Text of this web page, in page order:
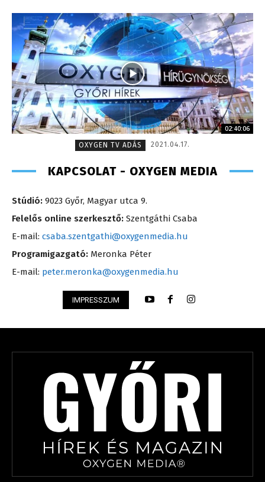
02:40:06
OXYGEN TV ADÁS
2021.04.17.
KAPCSOLAT - OXYGEN MEDIA
Stúdió: 9023 Győr, Magyar utca 9.
Felelős online szerkesztő: Szentgáthi Csaba
E-mail: csaba.szentgathi@oxygenmedia.hu
Programigazgató: Meronka Péter
E-mail: peter.meronka@oxygenmedia.hu
IMPRESSZUM